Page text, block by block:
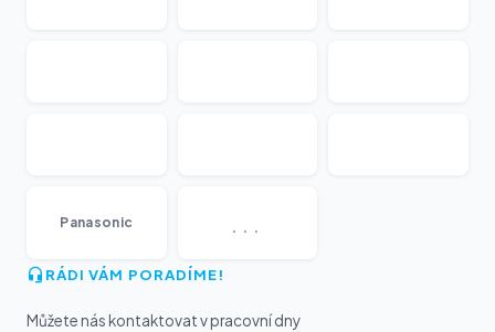
Panasonic ...
RÁDI VÁM PORADÍME!
Můžete nás kontaktovat v pracovní dny